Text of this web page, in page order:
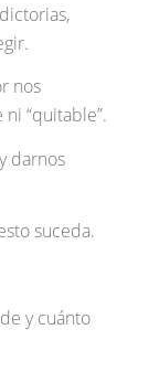
nos
“quitable”.
darnos
suceda.
y cuánto